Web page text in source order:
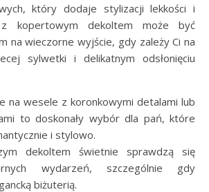
który dodaje stylizacji lekkości i
z kopertowym dekoltem może być
na wieczorne wyjście, gdy zależy Ci na
sylwetki i delikatnym odsłonięciu
na wesele z koronkowymi detalami lub
to doskonały wybór dla pań, które
i stylowo.
dekoltem świetnie sprawdzą się
wydarzeń, szczególnie gdy
biżuterią.